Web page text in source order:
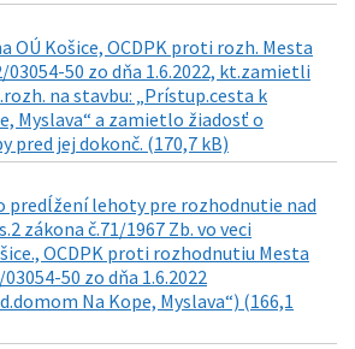
OÚ Košice, OCDPK proti rozh. Mesta
03054-50 zo dňa 1.6.2022, kt.zamietli
na stavbu: „Prístup.cesta k
Myslava“ a zamietlo žiadosť o
pred jej dokonč. (170,7 kB)
predĺžení lehoty pre rozhodnutie nad
zákona č.71/1967 Zb. vo veci
OCDPK proti rozhodnutiu Mesta
50 zo dňa 1.6.2022
Na Kope, Myslava“) (166,1